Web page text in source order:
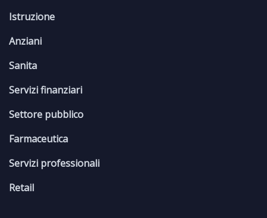
Istruzione
Anziani
Sanita
Servizi finanziari
Settore pubblico
Farmaceutica
Servizi professionali
Retail